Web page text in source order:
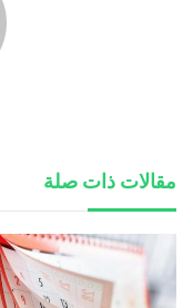
مقالات ذات صلة